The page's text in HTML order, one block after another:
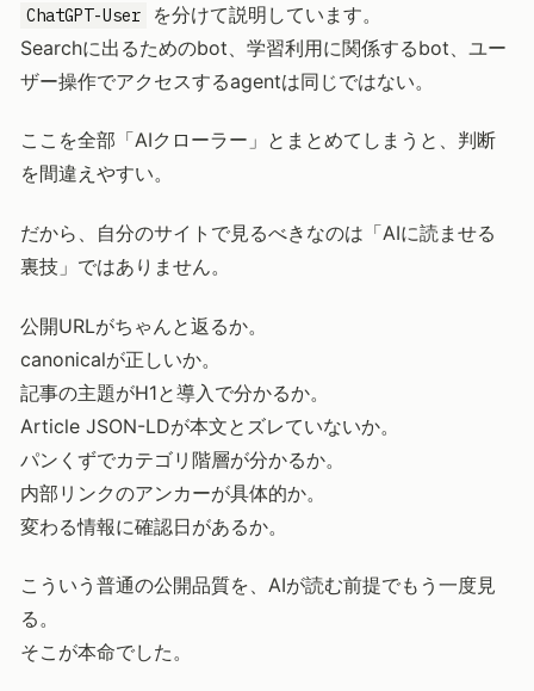
ChatGPT-User
を分けて説明しています。
Searchに出るためのbot、学習利用に関係するbot、ユー
ザー操作でアクセスするagentは同じではない。
ここを全部「AIクローラー」とまとめてしまうと、判断
を間違えやすい。
だから、自分のサイトで見るべきなのは「AIに読ませる
裏技」ではありません。
公開URLがちゃんと返るか。
canonicalが正しいか。
記事の主題がH1と導入で分かるか。
Article JSON-LDが本文とズレていないか。
パンくずでカテゴリ階層が分かるか。
内部リンクのアンカーが具体的か。
変わる情報に確認日があるか。
こういう普通の公開品質を、AIが読む前提でもう一度見
る。
そこが本命でした。